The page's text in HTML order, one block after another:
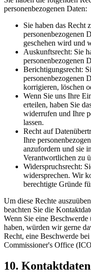
personenbezogenen Daten:
Sie haben das Recht
personenbezogenen
geschehen wird und
Auskunftsrecht: Sie
personenbezogenen
Berichtigungsrecht:
personenbezogenen
korrigieren, löschen
Wenn Sie uns Ihre
erteilen, haben Sie
widerrufen und Ihre
lassen.
Recht auf
Ihre
anzufordern und sie
Verantwortlichen zu
Widerspruchsrecht:
widersprechen. Wir
berechtigte Gründe
Um diese Rechte
beachten Sie die
Wenn Sie eine
haben, würden wir gerne
Recht, eine Beschwerde
Commissioner's Office
10. Kontaktdaten